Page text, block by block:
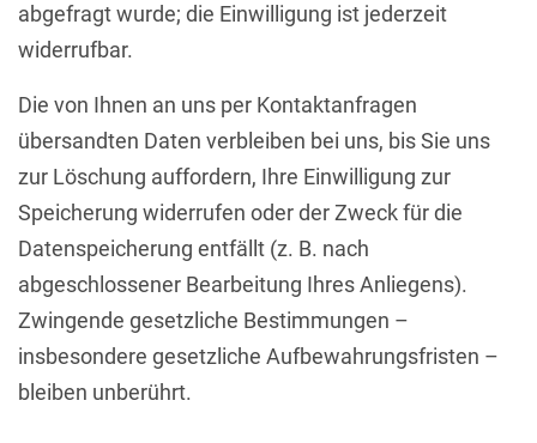
abgefragt wurde; die Einwilligung ist jederzeit
widerrufbar.
Die von Ihnen an uns per Kontaktanfragen
übersandten Daten verbleiben bei uns, bis Sie uns
zur Löschung auffordern, Ihre Einwilligung zur
Speicherung widerrufen oder der Zweck für die
Datenspeicherung entfällt (z. B. nach
abgeschlossener Bearbeitung Ihres Anliegens).
Zwingende gesetzliche Bestimmungen –
insbesondere gesetzliche Aufbewahrungsfristen –
bleiben unberührt.